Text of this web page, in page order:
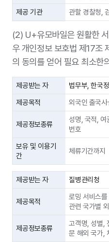
제공 기관 관할 경찰청,
법적 근거
"개인정보 보
특별한 규정)
위한 통신사
15조의2(전기
(2) U+유모바일은 원활한
우 개인정보 보호법 제17조
의 동의를 얻어 필요 최소한
제공받는 자 법무부, 한국
제공목적 외국인 출국사
제공정보종류
성명, 국적, 여
번호
보유 및 이용기
간
체류기간까지
제공받는 자 질병관리청
제공목적
로밍 서비스
관련 국가별
제공정보종류
고객명, 성별,
문 해외 국가,